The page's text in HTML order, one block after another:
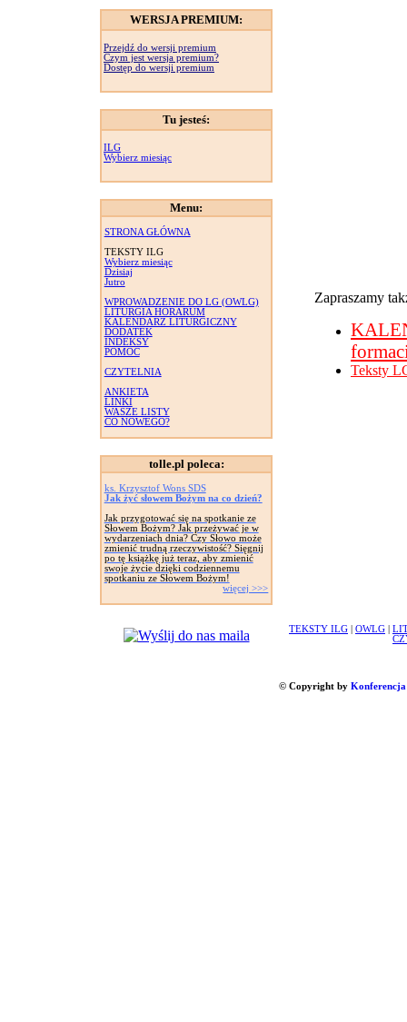
WERSJA PREMIUM:
Przejdź do wersji premium
Czym jest wersja premium?
Dostęp do wersji premium
Tu jesteś:
ILG
Wybierz miesiąc
Menu:
STRONA GŁÓWNA
TEKSTY ILG
Wybierz miesiąc
Dzisiaj
Jutro
WPROWADZENIE DO LG (OWLG)
LITURGIA HORARUM
KALENDARZ LITURGICZNY
DODATEK
INDEKSY
POMOC
CZYTELNIA
ANKIETA
LINKI
WASZE LISTY
CO NOWEGO?
tolle.pl poleca:
ks. Krzysztof Wons SDS
Jak żyć słowem Bożym na co dzień?
Jak przygotować się na spotkanie ze
Słowem Bożym? Jak przeżywać je w
wydarzeniach dnia? Czy Słowo może
zmienić trudną rzeczywistość? Sięgnij
po tę książkę już teraz, aby zmienić
swoje życie dzięki codziennemu
spotkaniu ze Słowem Bożym!
więcej >>>
Zapraszamy
Teksty
TEKSTY ILG OWLG
© Copyright by Konferencja